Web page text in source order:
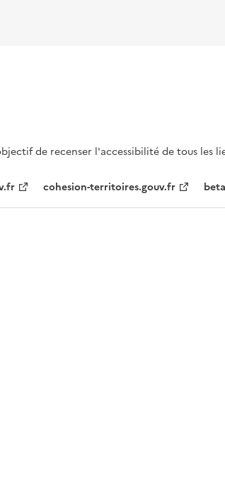
de recenser l'accessibilité de tous les
cohesion-territoires.gouv.fr